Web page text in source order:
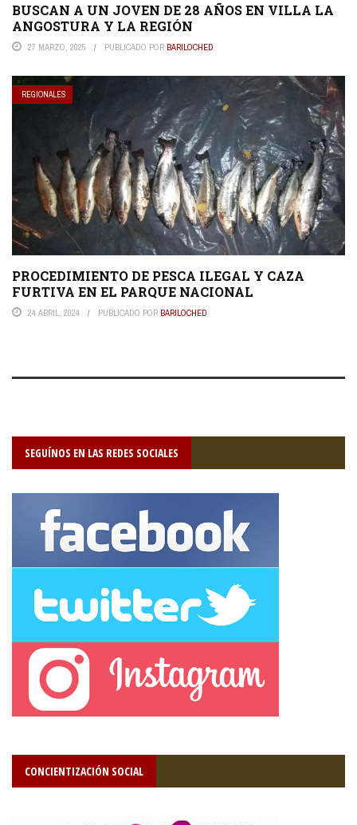
BUSCAN A UN JOVEN DE 28 AÑOS EN VILLA LA
ANGOSTURA Y LA REGIÓN
27 MARZO, 2025 PUBLICADO POR BARILOCHED
REGIONALES
PROCEDIMIENTO DE PESCA ILEGAL Y CAZA
FURTIVA EN EL PARQUE NACIONAL
24 ABRIL, 2024 PUBLICADO POR BARILOCHED
SEGUÍNOS EN LAS REDES SOCIALES
CONCIENTIZACIÓN SOCIAL